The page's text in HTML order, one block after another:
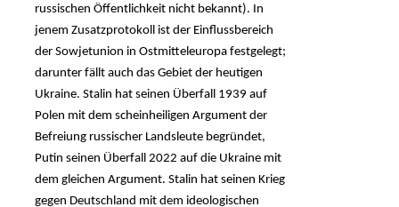
russischen Öffentlichkeit nicht bekannt). In
jenem Zusatzprotokoll ist der Einflussbereich
der Sowjetunion in Ostmitteleuropa festgelegt;
darunter fällt auch das Gebiet der heutigen
Ukraine. Stalin hat seinen Überfall 1939 auf
Polen mit dem scheinheiligen Argument der
Befreiung russischer Landsleute begründet,
Putin seinen Überfall 2022 auf die Ukraine mit
dem gleichen Argument. Stalin hat seinen Krieg
gegen Deutschland mit dem ideologischen